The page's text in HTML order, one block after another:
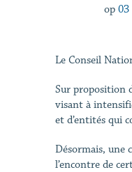
op 03
Le Conseil
Sur proposition
visant à
et d’entités qui
Désormais, une
l’encontre de